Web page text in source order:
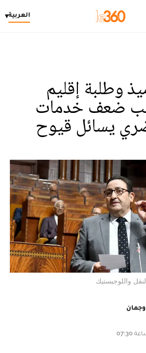
العربية▾
وطلبة إقليم
ضعف خدمات
يسائل قيوح
واللوجيستيك